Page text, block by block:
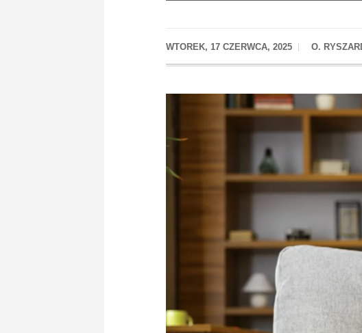
WTOREK, 17 CZERWCA, 2025